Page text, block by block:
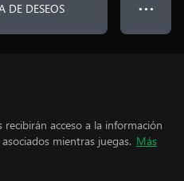
DE DESEOS ● ● ●
acceso a la información
mientras juegas. Más